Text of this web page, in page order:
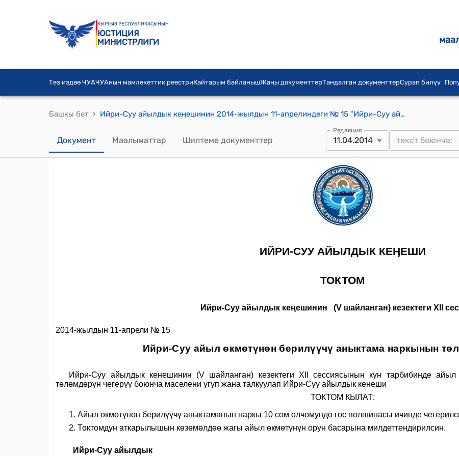
КЫРГЫЗ РЕСПУБЛИКАСЫНЫН
ЮСТИЦИЯ
МИНИСТРЛИГИ
Тез издөө ЧУАЧУАнын мамлекеттик реестриКайтарым байланышЖаңы документтерТандалган документтерСурап билүү
Башкы бет › Ийри-Суу айылдык кеңешинин 2014-жылдын 11-апрелиндеги № 15 "Ийри-Суу айыл өкмөтүнөн берилүүчү аныктама наркынын төлөмдөрү жөнүндө" токтому
Документ Маалыматтар Шилтеме документтер
Редакция
11.04.2014